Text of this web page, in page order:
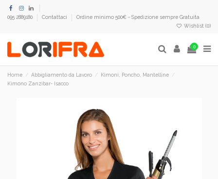
095 2889180 Contattaci
Ordine minimo 500€ - Spedizione sempre Gratuita
Wishlist (0)
0
Home Abbigliamento da Lavoro
Kimoni, Poncho, Mantelline
Kimono Zanzibar- Isacco